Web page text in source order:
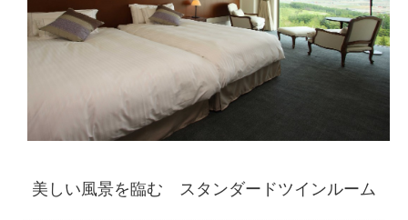
美しい風景を臨む スタンダードツインルーム